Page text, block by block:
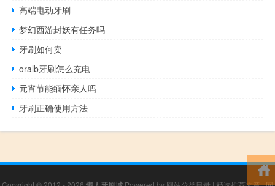
高端电动牙刷
梦幻西游封妖有任务吗
牙刷如何卖
oralb牙刷怎么充电
元宵节能缅怀亲人吗
牙刷正确使用方法